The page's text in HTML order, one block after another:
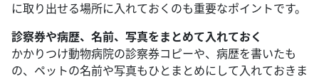
に取り出せる場所に入れておくのも重要なポイントです。
診察券や病歴、名前、写真をまとめて入れておく
かかりつけ動物病院の診察券コピーや、病歴を書いたも
の、ペットの名前や写真もひとまとめにして入れておきま